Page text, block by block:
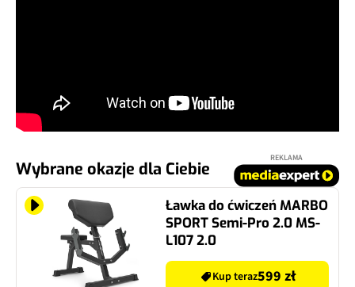
Wybrane okazje dla Ciebie
REKLAMA
Ławka do ćwiczeń MARBO
SPORT Semi-Pro 2.0 MS-
L107 2.0
Kup teraz599 zł